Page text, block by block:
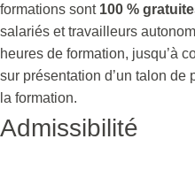
formations sont 100 %
salariés et travailleurs
heures de formation, jusqu’à
sur présentation d’un talon de
la formation.
Admissibilité